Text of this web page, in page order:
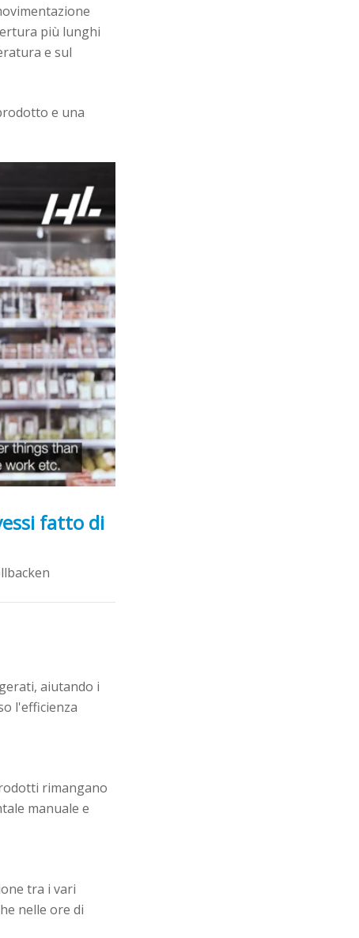
più lunghi
e sul
e una
fatto di
aiutando i
l'efficienza
rimangano
manuale e
tra i vari
nelle ore di